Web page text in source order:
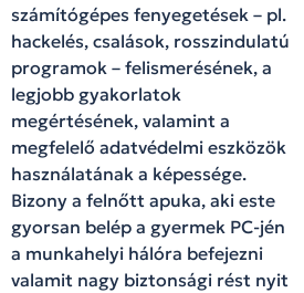
számítógépes fenyegetések – pl.
hackelés, csalások, rosszindulatú
programok – felismerésének, a
legjobb gyakorlatok
megértésének, valamint a
megfelelő adatvédelmi eszközök
használatának a képessége.
Bizony a felnőtt apuka, aki este
gyorsan belép a gyermek PC-jén
a munkahelyi hálóra befejezni
valamit nagy biztonsági rést nyit